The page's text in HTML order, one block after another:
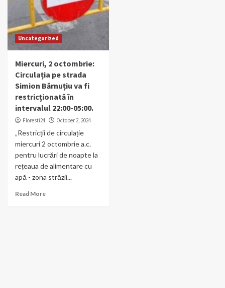
Uncategorized
Miercuri, 2 octombrie:
Circulația pe strada
Simion Bărnuțiu va fi
restricționată în
intervalul 22:00-05:00.
Floresti24 October 2, 2024
„Restricții de circulație
miercuri 2 octombrie a.c.
pentru lucrări de noapte la
rețeaua de alimentare cu
apă - zona străzii...
Read More